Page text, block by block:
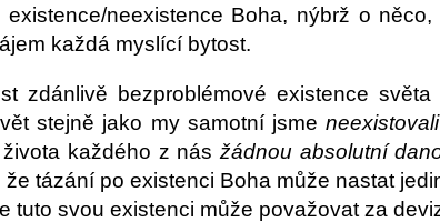
neexistence Boha, nýbrž o něco,
každá myslící bytost.
zdánlivě bezproblémové existence
stejně jako my samotní jsme
každého z nás žádnou absolutní
tázání po existenci Boha může nastat
tuto svou existenci může považovat za